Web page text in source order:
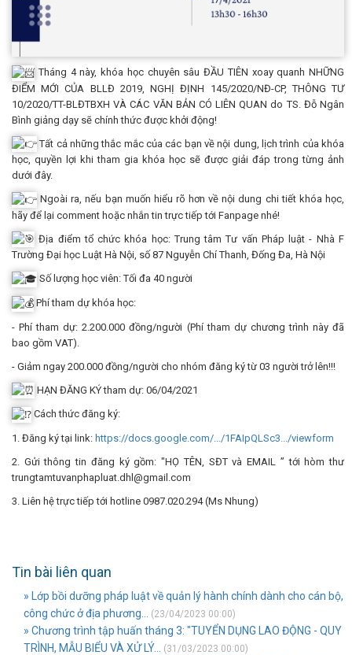
Tháng 4 này, khóa học chuyên sâu ĐẦU TIÊN xoay quanh NHỮNG
ĐIỂM MỚI CỦA BLLĐ 2019, NGHỊ ĐỊNH 145/2020/NĐ-CP, THÔNG TƯ
10/2020/TT-BLĐTBXH VÀ CÁC VĂN BẢN CÓ LIÊN QUAN do TS. Đỗ Ngân
Bình giảng dạy sẽ chính thức được khởi động!
Tất cả những thắc mắc của các bạn về nội dung, lịch trình của khóa
học, quyền lợi khi tham gia khóa học sẽ được giải đáp trong từng ảnh
dưới đây.
Ngoài ra, nếu bạn muốn hiểu rõ hơn về nội dung chi tiết khóa học,
hãy để lại comment hoặc nhắn tin trực tiếp tới Fanpage nhé!
Địa điểm tổ chức khóa học: Trung tâm Tư vấn Pháp luật - Nhà F
Trường Đại học Luật Hà Nội, số 87 Nguyễn Chí Thanh, Đống Đa, Hà Nội
Số lượng học viên: Tối đa 40 người
Phí tham dự khóa học:
- Phí tham dự: 2.200.000 đồng/người (Phí tham dự chương trình này đã
bao gồm VAT).
- Giảm ngay 200.000 đồng/người cho nhóm đăng ký từ 03 người trở lên!!!
HẠN ĐĂNG KÝ tham dự: 06/04/2021
Cách thức đăng ký:
1. Đăng ký tại link: https://docs.google.com/.../1FAIpQLSc3.../viewform
2. Gửi thông tin đăng ký gồm: "HỌ TÊN, SĐT và EMAIL ” tới hòm thư
trungtamtuvanphapluat.dhl@gmail.com
3. Liên hệ trực tiếp tới hotline 0987.020.294 (Ms Nhung)
Tin bài liên quan
» Lớp bồi dưỡng pháp luật về quản lý hành chính dành cho cán bộ,
công chức ở địa phương...
(23/04/2023 00:00)
» Chương trình tập huấn tháng 3: "TUYỂN DỤNG LAO ĐỘNG - QUY
TRÌNH, MẪU BIỂU VÀ XỬ LÝ...
(31/03/2023 00:00)